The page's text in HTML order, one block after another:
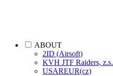
ABOUT
2ID (Airsoft)
KVH JTF Raiders, z.s.
USAREUR(cz)